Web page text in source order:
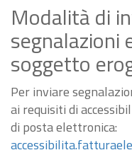
Modalità di
segnalazioni
soggetto
Per inviare
ai requisiti di
di posta elettronica: